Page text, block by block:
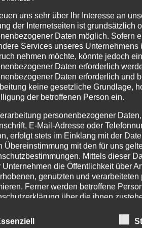
Wunschliste
PRODUKTSUCHE
uns sehr über Ihr Interesse an
der Internetseiten ist grundsätzlich
Daten möglich. Sofern
Services unseres Unternehmens
nehmen möchte, könnte jedoch
Daten erforderlich
Daten erforderlich und
keine gesetzliche Grundlage,
der betroffenen Person ein.
personenbezogener
E-Mail-Adresse oder
erfolgt stets im Einklang mit der
Übereinstimmung mit den für uns
Mittels dieser
Unternehmen die Öffentlichkeit über
genutzten und
Ferner werden betroffene
über die ihnen
als für die Verarbeitung
Maßnahmen